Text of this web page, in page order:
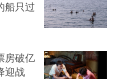
船只过
房破亿
迎战